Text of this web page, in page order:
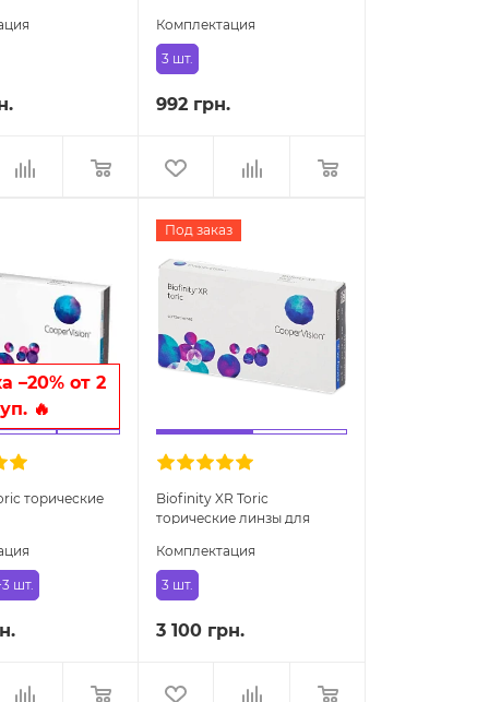
Комплектация
3 шт.
992 грн.
–20% от 2
уп. 🔥
торические
шт.
Под заказ
Biofinity XR Toric
торические линзы для
Комплектация
3 шт.
3 100 грн.